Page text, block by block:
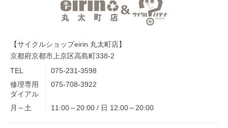
【サイクルショップeirin 丸太町店】
京都府京都市上京区高島町338-2
TEL
075-231-3598
修理専用
ダイアル
075-708-3922
月～土 11:00～20:00 / 日 12:00～20:00